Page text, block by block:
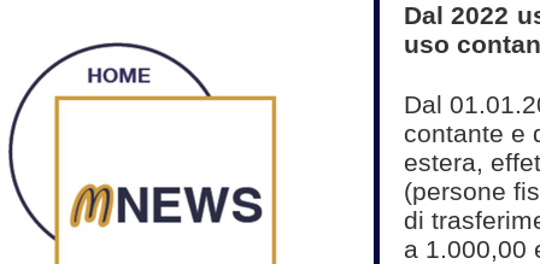
Dal 2022
uso
Dal
contante e
estera,
(persone
di
a 1.000,00